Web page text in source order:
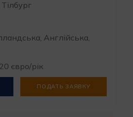
Англійська,
євро/рік
ПОДАТЬ ЗАЯВКУ